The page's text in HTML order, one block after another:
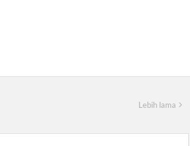
Lebih lama